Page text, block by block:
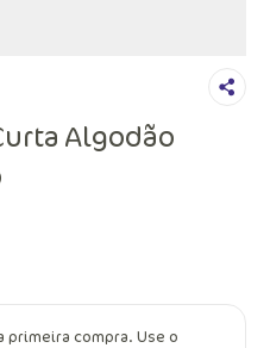
Algodão
primeira compra. Use o